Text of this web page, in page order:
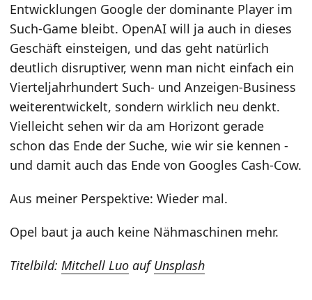
Entwicklungen Google der dominante Player im
Such-Game bleibt. OpenAI will ja auch in dieses
Geschäft einsteigen, und das geht natürlich
deutlich disruptiver, wenn man nicht einfach ein
Vierteljahrhundert Such- und Anzeigen-Business
weiterentwickelt, sondern wirklich neu denkt.
Vielleicht sehen wir da am Horizont gerade
schon das Ende der Suche, wie wir sie kennen -
und damit auch das Ende von Googles Cash-Cow.
Aus meiner Perspektive: Wieder mal.
Opel baut ja auch keine Nähmaschinen mehr.
Titelbild: Mitchell Luo aufUnsplash